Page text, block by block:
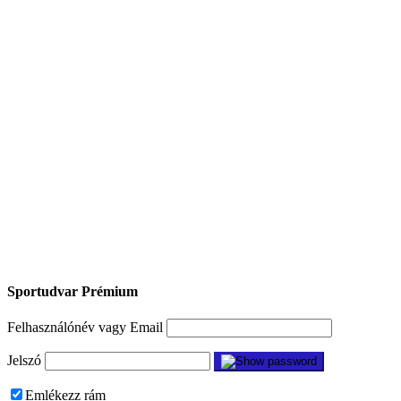
Sportudvar Prémium
Felhasználónév vagy Email
Jelszó
Emlékezz rám